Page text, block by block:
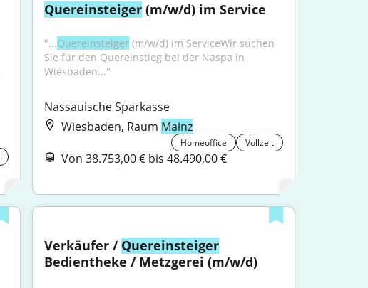
Quereinsteiger (m/w/d) im Service
"...Quereinsteiger (m/w/d) im ServiceWir suchen
Sie für den Quereinstieg bei der Naspa in
Wiesbaden..."
Nassauische Sparkasse
Wiesbaden, Raum Mainz
Homeoffice Vollzeit
Von 38.753,00 € bis 48.490,00 €
Verkäufer / Quereinsteiger
Bedientheke / Metzgerei (m/w/d)